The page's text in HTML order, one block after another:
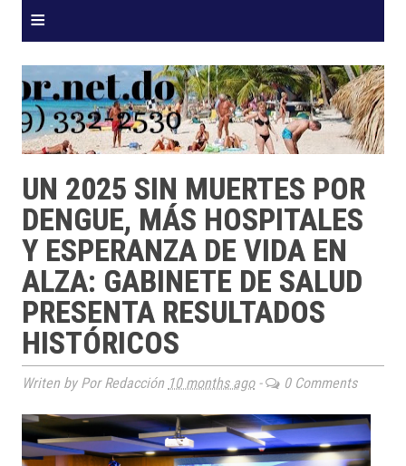
≡
UN 2025 SIN MUERTES POR
DENGUE, MÁS HOSPITALES
Y ESPERANZA DE VIDA EN
ALZA: GABINETE DE SALUD
PRESENTA RESULTADOS
HISTÓRICOS
Writen by Por Redacción 10 months ago- 0 Comments